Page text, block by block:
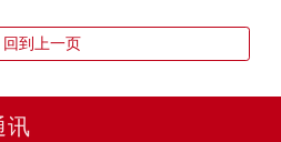
到上一页
讯